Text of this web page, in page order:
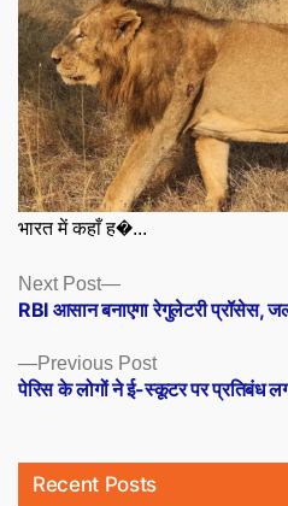
भारत में कहाँ ह�...
Posts
navigation
Previous PostPrevious
post:
पेरिस के लोगों ने ई-स्कूटर पर प्रतिबंध
Next Post
Next
post:
RBI आसान बनाएगा रेगुलेटरी प्रॉसेस,
Recent Posts